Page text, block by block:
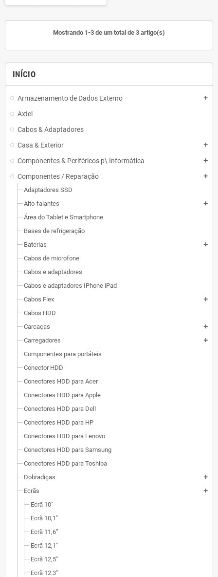
INÍCIO
Armazenamento de Dados Externo add
Axtel
Cabos & Adaptadores
Casa & Exterior
add
Componentes & Periféricos p\ Informática add
Componentes / Reparação add
Adaptadores SSD
Alto-falantes
add
Área do Tablet e Smartphone
Bases de refrigeração
Baterias
add
Cabos de microfone
Cabos e adaptadores
Cabos e adaptadores IPhone iPad
Cabos Flex
add
Cabos HDD
Carcaças
add
Carregadores add
Componentes para portáteis
Conector HDD
Conectores HDD para Acer
Conectores HDD para Apple
Conectores HDD para Dell
Conectores HDD para HP
Conectores HDD para Lenovo
Conectores HDD para Samsung
Conectores HDD para Toshiba
Dobradiças
add
Ecrãs add
Ecrã 10"
Ecrã 10,1"
Ecrã 11,6”
Ecrã 12,1"
Ecrã 12,5"
Ecrã 12.3"
Mostrando 1-3 de um total de 3 artigo(s)